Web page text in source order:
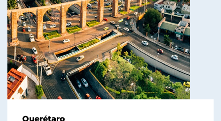
Querétaro